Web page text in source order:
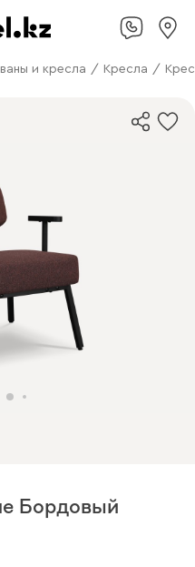
и кресла / Кресла /
Бордовый